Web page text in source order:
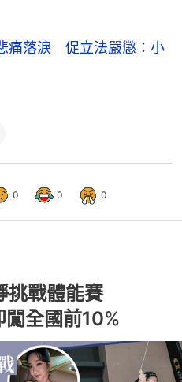
痛落淚 促立法嚴懲：小
0 0 0
挑戰體能賽
全國前10%